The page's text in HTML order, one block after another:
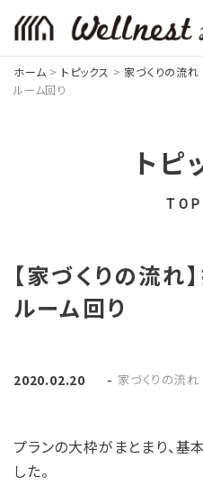
ホーム > トピックス > 家づくりの流れ
ルーム回り
トピ
【家づくりの流れ
ルーム回り
2020.02.20 - 家づくりの流れ
プランの大枠がまとまり、
した。